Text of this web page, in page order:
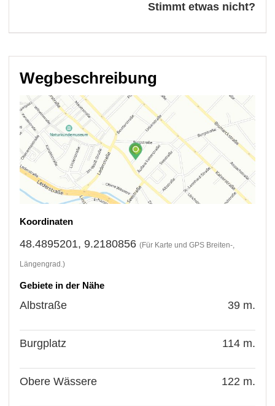
Stimmt etwas nicht?
Wegbeschreibung
Koordinaten
48.4895201, 9.2180856 (Für Karte und GPS Breiten-,
Längengrad.)
Gebiete in der Nähe
Albstraße 39 m.
Burgplatz 114 m.
Obere Wässere 122 m.